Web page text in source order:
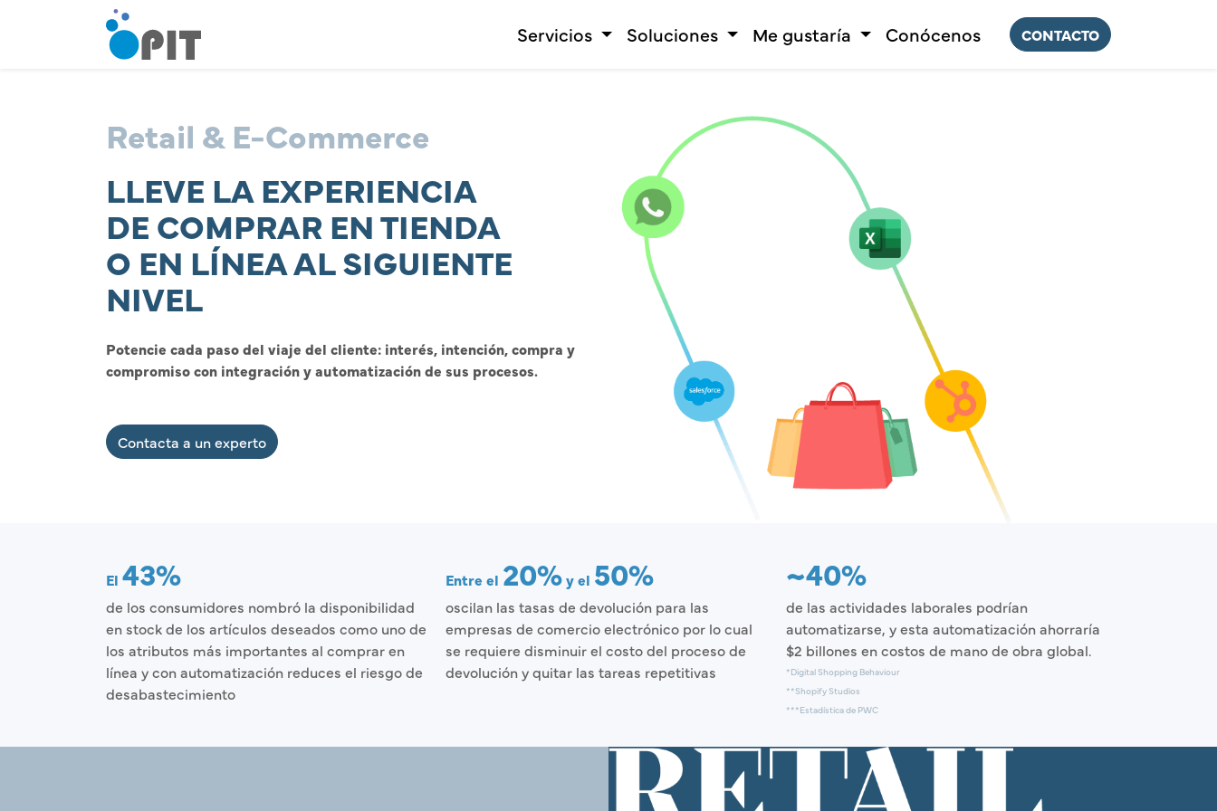
Servicios Soluciones Me gustaría Conócenos CONTACTO
Retail & E-Commerce
LLEVE LA EXPERIENCIA
DE COMPRAR EN TIENDA
O EN LÍNEA AL SIGUIENTE
NIVEL
Potencie cada paso del viaje del cliente: interés, intención, compra y
compromiso con integración y automatización de sus procesos.
Contacta a un experto
El 43%
de los consumidores nombró la disponibilidad
en stock de los artículos deseados como uno de
los atributos más importantes al comprar en
línea y con automatización reduces el riesgo de
desabastecimiento
Entre el 20%y el 50%
oscilan las tasas de devolución para las
empresas de comercio electrónico por lo cual
se requiere disminuir el costo del proceso de
devolución y quitar las tareas repetitivas
~40%
de las actividades laborales podrían
automatizarse, y esta automatización ahorraría
$2 billones en costos de mano de obra global.
*Digital Shopping Behaviour
**Shopify Studios
***Estadística de PWC